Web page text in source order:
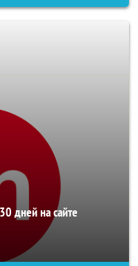
дней на сайте